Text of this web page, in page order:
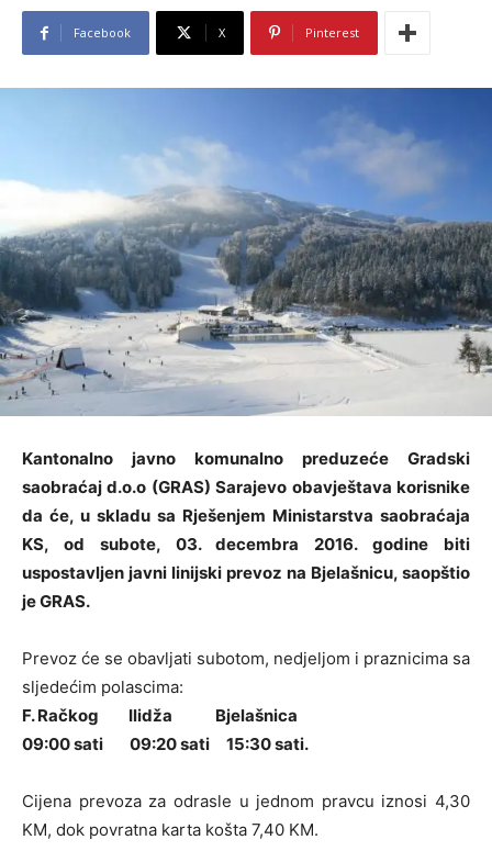
Facebook X Pinterest
Kantonalno javno komunalno preduzeće Gradski
saobraćaj d.o.o (GRAS) Sarajevo obavještava korisnike
da će, u skladu sa Rješenjem Ministarstva saobraćaja
KS, od subote, 03. decembra 2016. godine biti
uspostavljen javni linijski prevoz na Bjelašnicu, saopštio
je GRAS.
Prevoz će se obavljati subotom, nedjeljom i praznicima sa
sljedećim polascima:
F. Račkog Ilidža Bjelašnica
09:00 sati 09:20 sati 15:30 sati.
Cijena prevoza za odrasle u jednom pravcu iznosi 4,30
KM, dok povratna karta košta 7,40 KM.